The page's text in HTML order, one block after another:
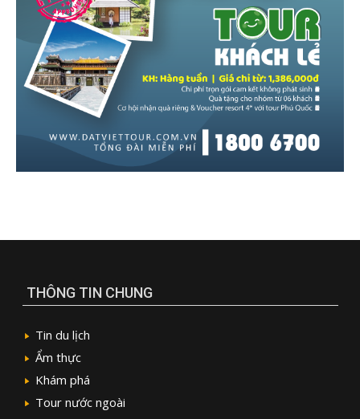
THÔNG TIN CHUNG
Tin du lịch
Ẩm thực
Khám phá
Tour nước ngoài